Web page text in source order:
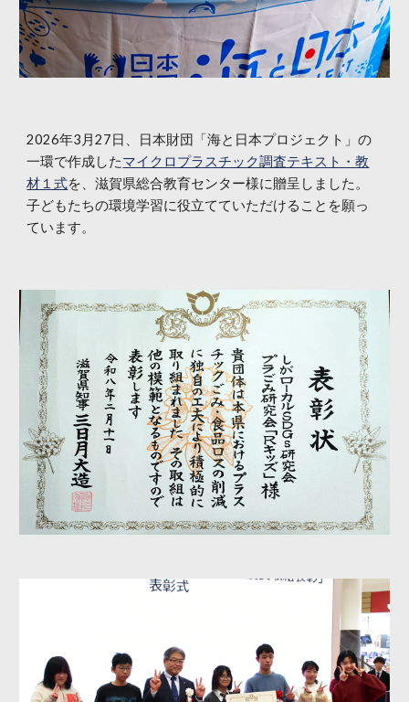
2026年3月27日、日本財団「海と日本プロジェクト」の
一環で作成したマイクロプラスチック調査テキスト・教
材１式を、滋賀県総合教育センター様に贈呈しました。
子どもたちの環境学習に役立てていただけることを願っ
ています。